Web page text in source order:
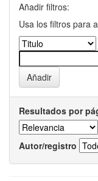
Añadir filtros:
Usa los filtros para
Resultados por
Autor/registro